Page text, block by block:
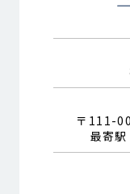
〒111-
最寄